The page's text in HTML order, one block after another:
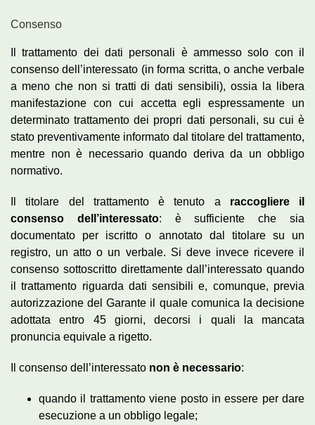
Consenso
Il trattamento dei dati personali è ammesso solo con il
consenso dell’interessato (in forma scritta, o anche verbale
a meno che non si tratti di dati sensibili), ossia la libera
manifestazione con cui accetta egli espressamente un
determinato trattamento dei propri dati personali, su cui è
stato preventivamente informato dal titolare del trattamento,
mentre non è necessario quando deriva da un obbligo
normativo.
Il titolare del trattamento è tenuto a raccogliere il
consenso dell’interessato: è sufficiente che sia
documentato per iscritto o annotato dal titolare su un
registro, un atto o un verbale. Si deve invece ricevere il
consenso sottoscritto direttamente dall’interessato quando
il trattamento riguarda dati sensibili e, comunque, previa
autorizzazione del Garante il quale comunica la decisione
adottata entro 45 giorni, decorsi i quali la mancata
pronuncia equivale a rigetto.
Il consenso dell’interessato non è necessario:
quando il trattamento viene posto in essere per dare
esecuzione a un obbligo legale;